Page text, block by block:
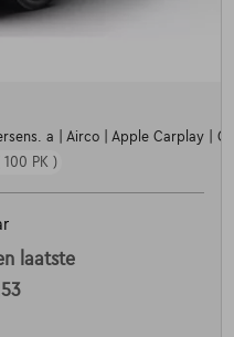
a | Airco | Apple Carplay |
100 PK )
laatste